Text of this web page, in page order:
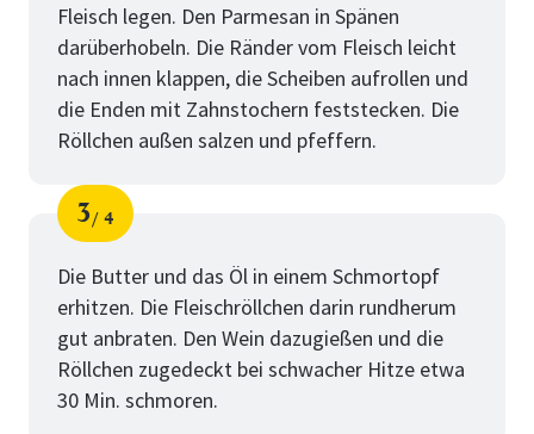
Fleisch legen. Den Parmesan in Spänen
darüberhobeln. Die Ränder vom Fleisch leicht
nach innen klappen, die Scheiben aufrollen und
die Enden mit Zahnstochern feststecken. Die
Röllchen außen salzen und pfeffern.
Schritt
3
von
4
Die Butter und das Öl in einem Schmortopf
erhitzen. Die Fleischröllchen darin rundherum
gut anbraten. Den Wein dazugießen und die
Röllchen zugedeckt bei schwacher Hitze etwa
30 Min. schmoren.